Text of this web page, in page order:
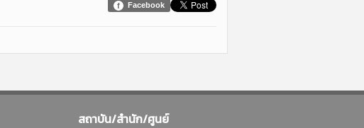
Facebook
สถาบัน/สำนัก/ศูนย์